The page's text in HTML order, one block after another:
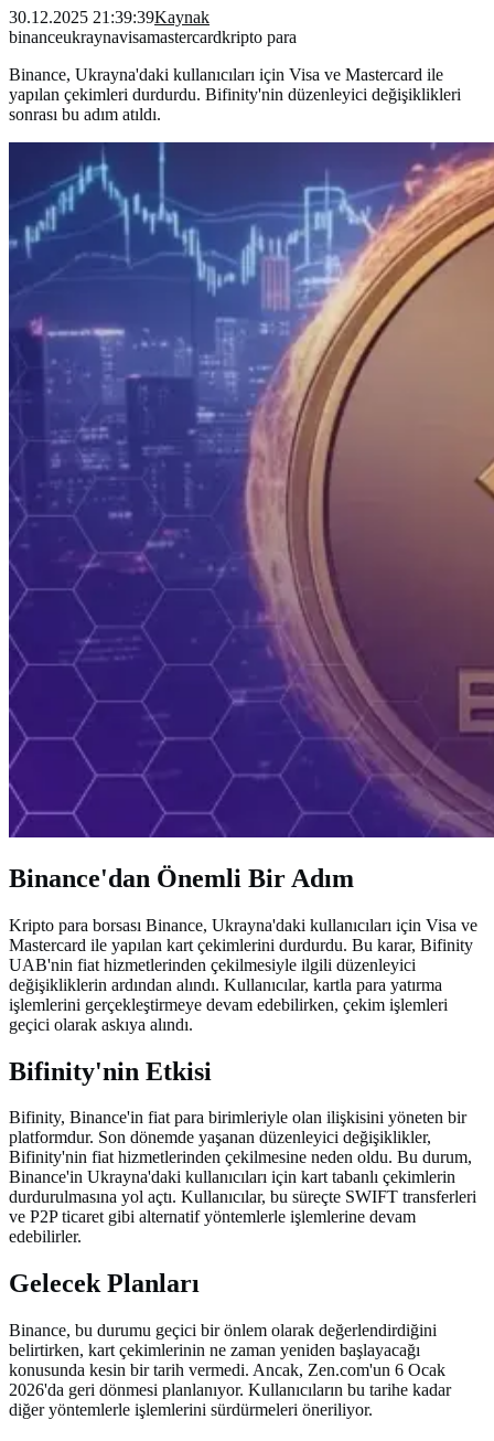
30.12.2025 21:39:39Kaynak
binanceukraynavisamastercardkripto para
Binance, Ukrayna'daki kullanıcıları için Visa ve Mastercard ile
yapılan çekimleri durdurdu. Bifinity'nin düzenleyici değişiklikleri
sonrası bu adım atıldı.
Binance'dan Önemli Bir Adım
Kripto para borsası Binance, Ukrayna'daki kullanıcıları için Visa ve
Mastercard ile yapılan kart çekimlerini durdurdu. Bu karar, Bifinity
UAB'nin fiat hizmetlerinden çekilmesiyle ilgili düzenleyici
değişikliklerin ardından alındı. Kullanıcılar, kartla para yatırma
işlemlerini gerçekleştirmeye devam edebilirken, çekim işlemleri
geçici olarak askıya alındı.
Bifinity'nin Etkisi
Bifinity, Binance'in fiat para birimleriyle olan ilişkisini yöneten bir
platformdur. Son dönemde yaşanan düzenleyici değişiklikler,
Bifinity'nin fiat hizmetlerinden çekilmesine neden oldu. Bu durum,
Binance'in Ukrayna'daki kullanıcıları için kart tabanlı çekimlerin
durdurulmasına yol açtı. Kullanıcılar, bu süreçte SWIFT transferleri
ve P2P ticaret gibi alternatif yöntemlerle işlemlerine devam
edebilirler.
Gelecek Planları
Binance, bu durumu geçici bir önlem olarak değerlendirdiğini
belirtirken, kart çekimlerinin ne zaman yeniden başlayacağı
konusunda kesin bir tarih vermedi. Ancak, Zen.com'un 6 Ocak
2026'da geri dönmesi planlanıyor. Kullanıcıların bu tarihe kadar
diğer yöntemlerle işlemlerini sürdürmeleri öneriliyor.